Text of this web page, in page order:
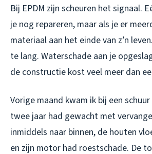
Bij EPDM zijn scheuren het signaal.
je nog repareren, maar als je er
materiaal aan het einde van z’n
te lang. Waterschade aan je
de constructie kost veel meer dan
Vorige maand kwam ik bij een
twee jaar had gewacht met
inmiddels naar binnen, de houten
en zijn motor had roestschade. De